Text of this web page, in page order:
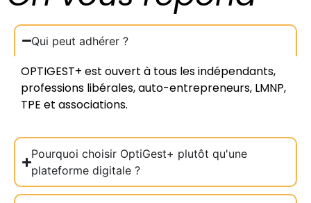
Qui peut adhérer ?
OPTIGEST+ est ouvert à tous les indépendants,
professions libérales, auto-entrepreneurs, LMNP,
TPE et associations.
Pourquoi choisir OptiGest+ plutôt qu'une
plateforme digitale ?